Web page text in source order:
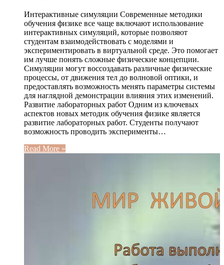
Интерактивные симуляции Современные методики
обучения физике все чаще включают использование
интерактивных симуляций, которые позволяют
студентам взаимодействовать с моделями и
экспериментировать в виртуальной среде. Это помогает
им лучше понять сложные физические концепции.
Симуляции могут воссоздавать различные физические
процессы, от движения тел до волновой оптики, и
предоставлять возможность менять параметры системы
для наглядной демонстрации влияния этих изменений.
Развитие лабораторных работ Одним из ключевых
аспектов новых методик обучения физике является
развитие лабораторных работ. Студенты получают
возможность проводить эксперименты…
Read More »